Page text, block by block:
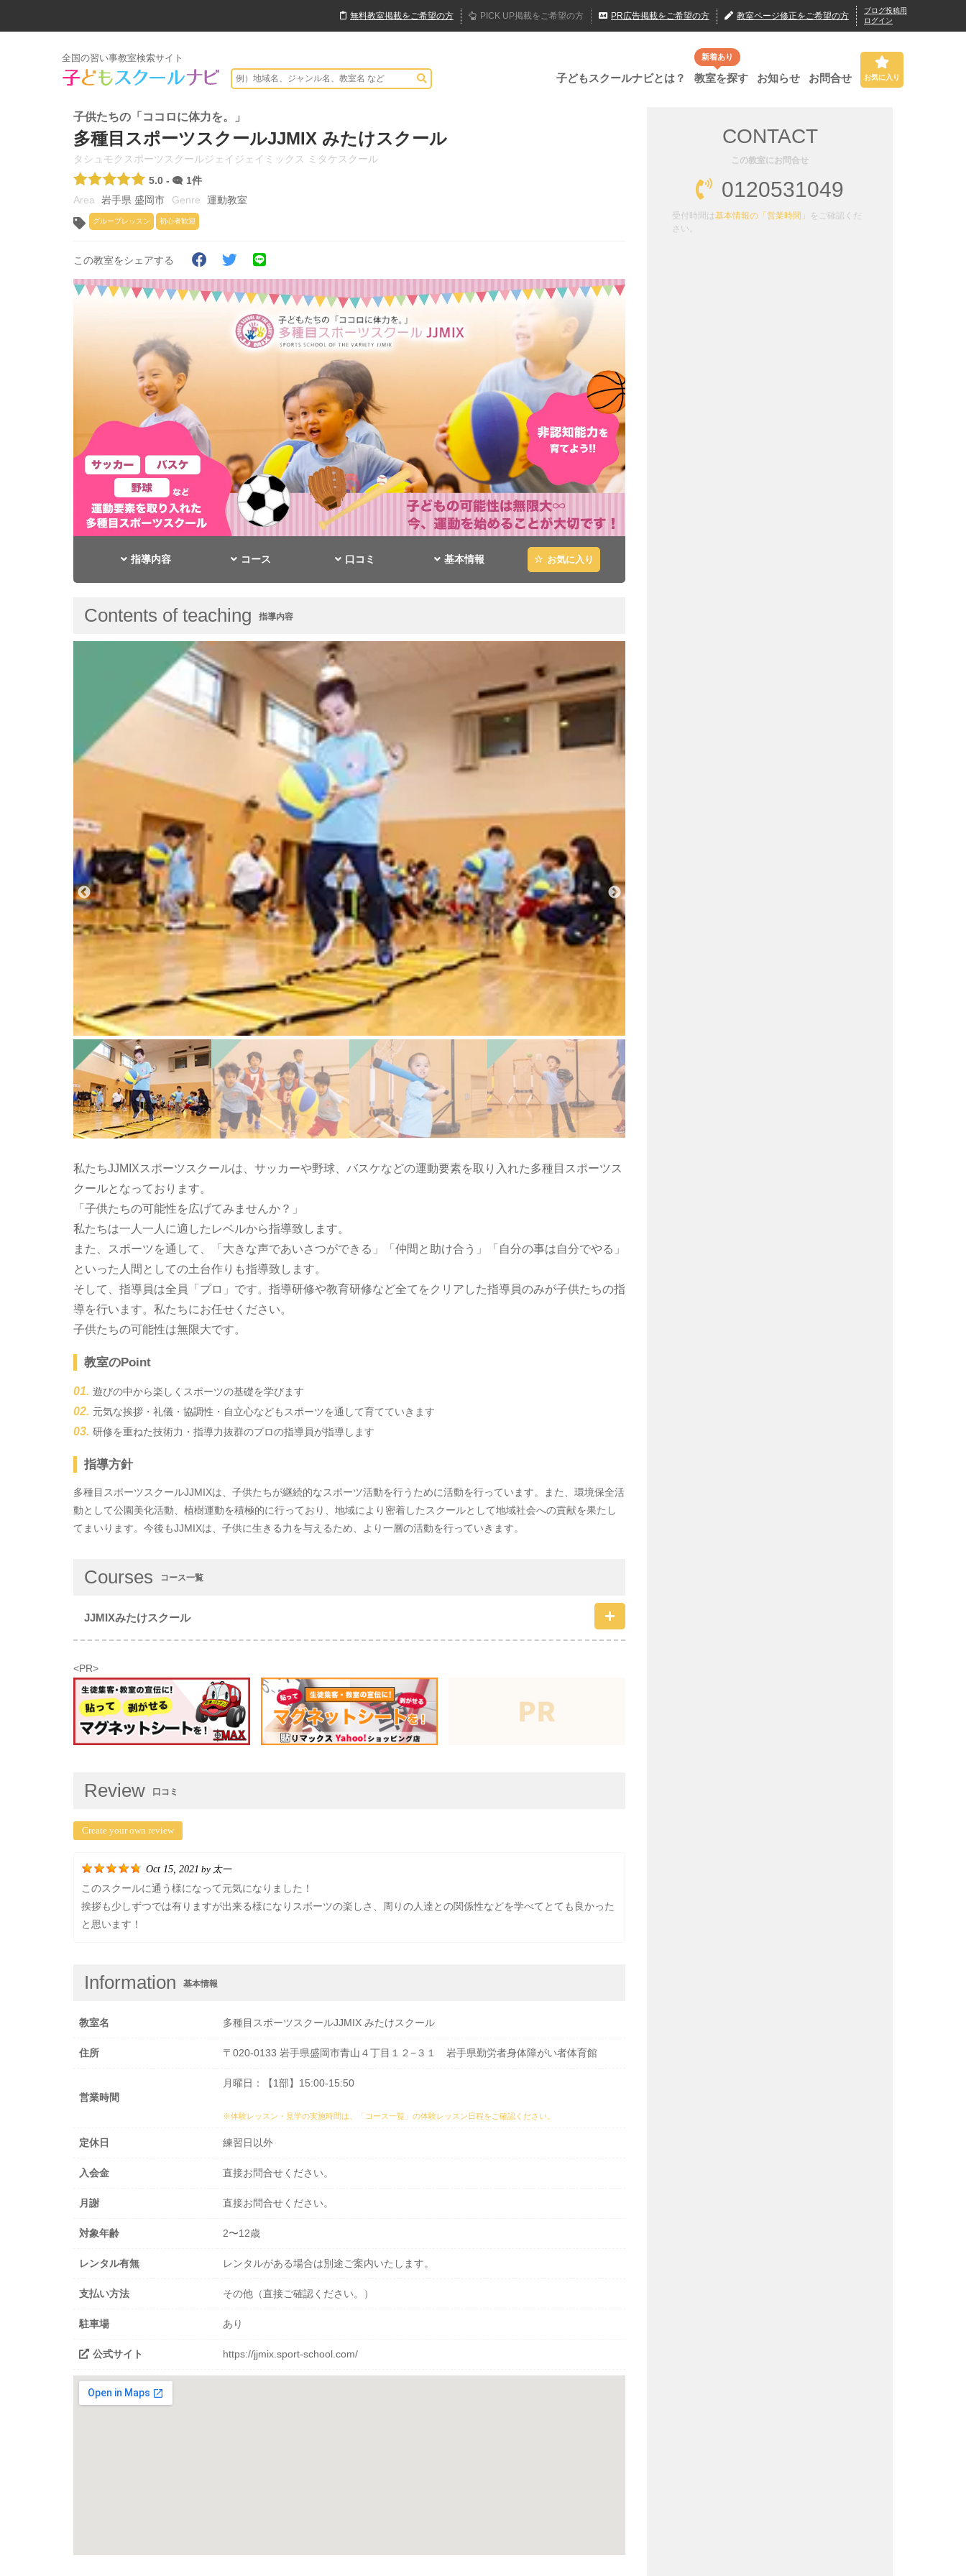
無料教室掲載をご希望の方 PICK UP掲載をご希望の方 PR広告掲載をご希望の方 教室ページ修正をご希望の方
ブログ投稿用
ログイン
全国の習い事教室検索サイト
子どもスクールナビとは？
新着あり
教室を探す お知らせ お問合せ お気に入り
子供たちの「ココロに体力を。」
多種目スポーツスクールJJMIX みたけスクール
タシュモクスポーツスクールジェイジェイミックス ミタケスクール
5.0 -
1件
岩手県 盛岡市
運動教室
グループレッスン 初心者歓迎
この教室をシェアする
指導内容 コース 口コミ 基本情報 お気に入り
Contents of teaching 指導内容
私たちJJMIXスポーツスクールは、サッカーや野球、バスケなどの運動要素を取り入れた多種目スポーツス
クールとなっております。
「子供たちの可能性を広げてみませんか？」
私たちは一人一人に適したレベルから指導致します。
また、スポーツを通して、「大きな声であいさつができる」「仲間と助け合う」「自分の事は自分でやる」
といった人間としての土台作りも指導致します。
そして、指導員は全員「プロ」です。指導研修や教育研修など全てをクリアした指導員のみが子供たちの指
導を行います。私たちにお任せください。
子供たちの可能性は無限大です。
教室のPoint
遊びの中から楽しくスポーツの基礎を学びます
元気な挨拶・礼儀・協調性・自立心などもスポーツを通して育てていきます
研修を重ねた技術力・指導力抜群のプロの指導員が指導します
指導方針
多種目スポーツスクールJJMIXは、子供たちが継続的なスポーツ活動を行うために活動を行っています。また、環境保全活
動として公園美化活動、植樹運動を積極的に行っており、地域により密着したスクールとして地域社会への貢献を果たし
てまいります。今後もJJMIXは、子供に生きる力を与えるため、より一層の活動を行っていきます。
Courses コース一覧
JJMIXみたけスクール
<PR>
Review 口コミ
Create your own review
Oct 15, 2021 by 太一
このスクールに通う様になって元気になりました！
挨拶も少しずつでは有りますが出来る様になりスポーツの楽しさ、周りの人達との関係性などを学べてとても良かった
と思います！
Information 基本情報
教室名 多種目スポーツスクールJJMIX みたけスクール
住所 〒020-0133 岩手県盛岡市青山４丁目１２−３１ 岩手県勤労者身体障がい者体育館
営業時間
月曜日：【1部】15:00-15:50
※体験レッスン・見学の実施時間は、 「コース一覧」の体験レッスン日程をご確認ください。
定休日 練習日以外
入会金 直接お問合せください。
月謝 直接お問合せください。
対象年齢 2〜12歳
レンタル有無 レンタルがある場合は別途ご案内いたします。
支払い方法 その他（直接ご確認ください。）
駐車場 あり
公式サイト https://jjmix.sport-school.com/
CONTACT
この教室にお問合せ
0120531049
受付時間は基本情報の「営業時間」
をご確認くだ
さい。